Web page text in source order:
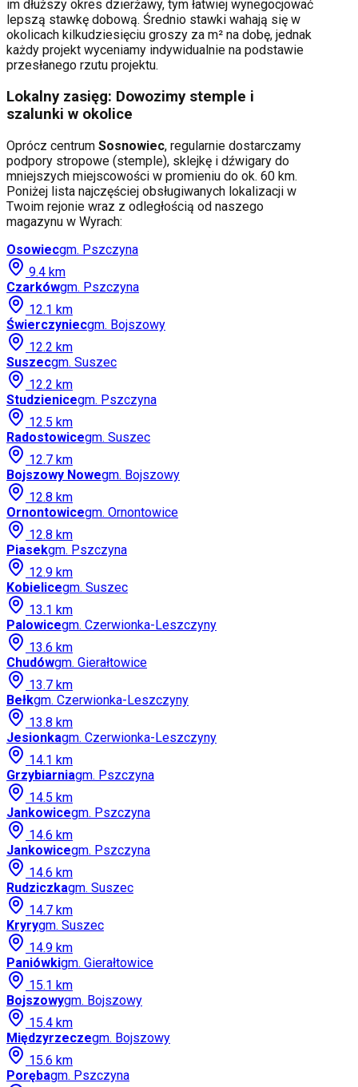
im dłuższy okres dzierżawy, tym łatwiej wynegocjować
lepszą stawkę dobową. Średnio stawki wahają się w
okolicach kilkudziesięciu groszy za m² na dobę, jednak
każdy projekt wyceniamy indywidualnie na podstawie
przesłanego rzutu projektu.
Lokalny zasięg: Dowozimy stemple i
szalunki w okolice
Oprócz centrum Sosnowiec, regularnie dostarczamy
podpory stropowe (stemple), sklejkę i dźwigary do
mniejszych miejscowości w promieniu do ok. 60 km.
Poniżej lista najczęściej obsługiwanych lokalizacji w
Twoim rejonie wraz z odległością od naszego
magazynu w Wyrach:
Osowiecgm. Pszczyna
9.4 km
Czarkówgm. Pszczyna
12.1 km
Świerczyniecgm. Bojszowy
12.2 km
Suszecgm. Suszec
12.2 km
Studzienicegm. Pszczyna
12.5 km
Radostowicegm. Suszec
12.7 km
Bojszowy Nowegm. Bojszowy
12.8 km
Ornontowicegm. Ornontowice
12.8 km
Piasekgm. Pszczyna
12.9 km
Kobielicegm. Suszec
13.1 km
Palowicegm. Czerwionka-Leszczyny
13.6 km
Chudówgm. Gierałtowice
13.7 km
Bełkgm. Czerwionka-Leszczyny
13.8 km
Jesionkagm. Czerwionka-Leszczyny
14.1 km
Grzybiarniagm. Pszczyna
14.5 km
Jankowicegm. Pszczyna
14.6 km
Jankowicegm. Pszczyna
14.6 km
Rudziczkagm. Suszec
14.7 km
Kryrygm. Suszec
14.9 km
Paniówkigm. Gierałtowice
15.1 km
Bojszowygm. Bojszowy
15.4 km
Międzyrzeczegm. Bojszowy
15.6 km
Porębagm. Pszczyna